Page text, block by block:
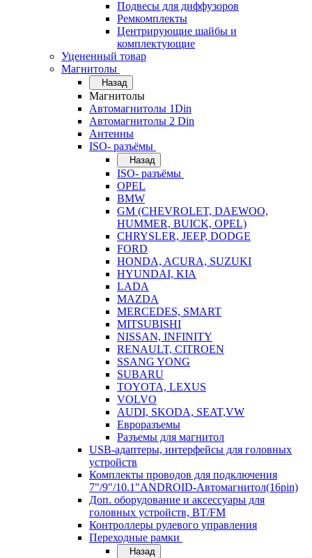
Подвесы для диффузоров
Ремкомплекты
Центрирующие шайбы и
комплектующие
Уцененный товар
Магнитолы
Назад
Магнитолы
Автомагнитолы 1Din
Автомагнитолы 2 Din
Антенны
ISO- разъёмы
Назад
ISO- разъёмы
OPEL
BMW
GM (CHEVROLET, DAEWOO,
HUMMER, BUICK, OPEL)
CHRYSLER, JEEP, DODGE
FORD
HONDA, ACURA, SUZUKI
HYUNDAI, KIA
LADA
MAZDA
MERCEDES, SMART
MITSUBISHI
NISSAN, INFINITY
RENAULT, CITROEN
SSANG YONG
SUBARU
TOYOTA, LEXUS
VOLVO
AUDI, SKODA, SEAT,VW
Евроразъемы
Разъемы для магнитол
USB-адаптеры, интерфейсы для головных
устройств
Комплекты проводов для подключения
7"/9"/10.1"ANDROID-Автомагнитол(16pin)
Доп. оборудование и аксессуары для
головных устройств, BT/FM
Контроллеры рулевого управления
Переходные рамки
Назад